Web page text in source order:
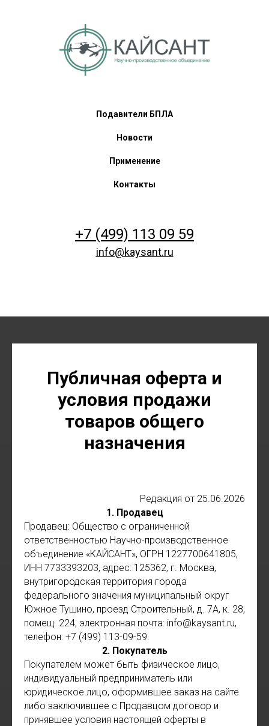
Подавители БПЛА
Новости
Применение
Контакты
+7 (499) 113 09 59
info@kaysant.ru
Публичная оферта и
условия продажи
товаров общего
назначения
Редакция от 25.06.2026
1. Продавец
Продавец: Общество с ограниченной
ответственностью Научно-производственное
объединение «КАЙСАНТ», ОГРН 1227700641805,
ИНН 7733393203, адрес: 125362, г. Москва,
внутригородская территория города
федерального значения муниципальный округ
Южное Тушино, проезд Строительный, д. 7А, к. 28,
помещ. 224, электронная почта: info@kaysant.ru,
телефон: +7 (499) 113-09-59.
2. Покупатель
Покупателем может быть физическое лицо,
индивидуальный предприниматель или
юридическое лицо, оформившее заказ на сайте
либо заключившее с Продавцом договор и
принявшее условия настоящей оферты в